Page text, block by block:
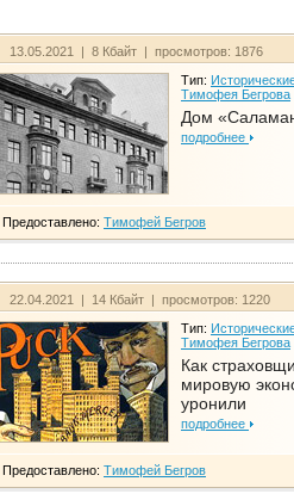
13.05.2021 | 8 Кбайт | просмотров: 1876
Тип:
Тимофея Бегрова
Дом
подробнее
Предоставлено: Тимофей Бегров
22.04.2021 | 14 Кбайт | просмотров: 1220
Тип:
Тимофея Бегрова
Как
мировую
уронили
подробнее
Предоставлено: Тимофей Бегров